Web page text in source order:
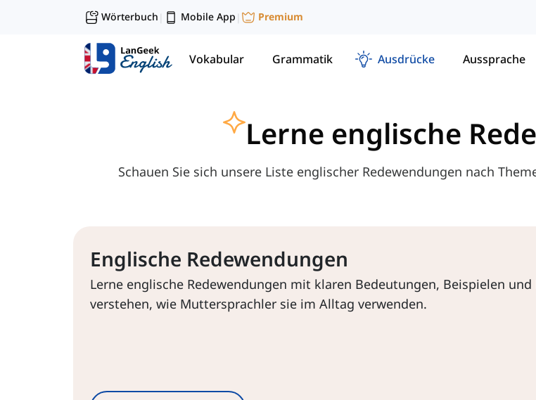
Wörterbuch | Mobile App | Premium
Vokabular Grammatik Ausdrücke Aussprache
Lerne englische
Schauen Sie sich unsere Liste englischer Redewendungen nach
Englische Redewendungen
Lerne englische Redewendungen mit klaren Bedeutungen, Beispielen
verstehen, wie Muttersprachler sie im Alltag verwenden.